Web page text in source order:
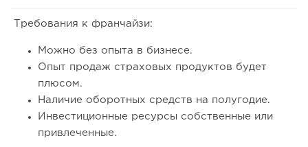
Требования к франчайзи:
Можно без опыта в бизнесе.
Опыт продаж страховых продуктов будет
плюсом.
Наличие оборотных средств на полугодие.
Инвестиционные ресурсы собственные или
привлеченные.